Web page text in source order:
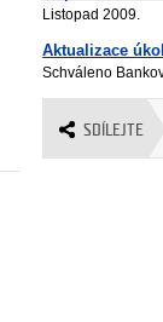
Listopad 2009.
Aktualizace
Schváleno
SDÍLEJTE